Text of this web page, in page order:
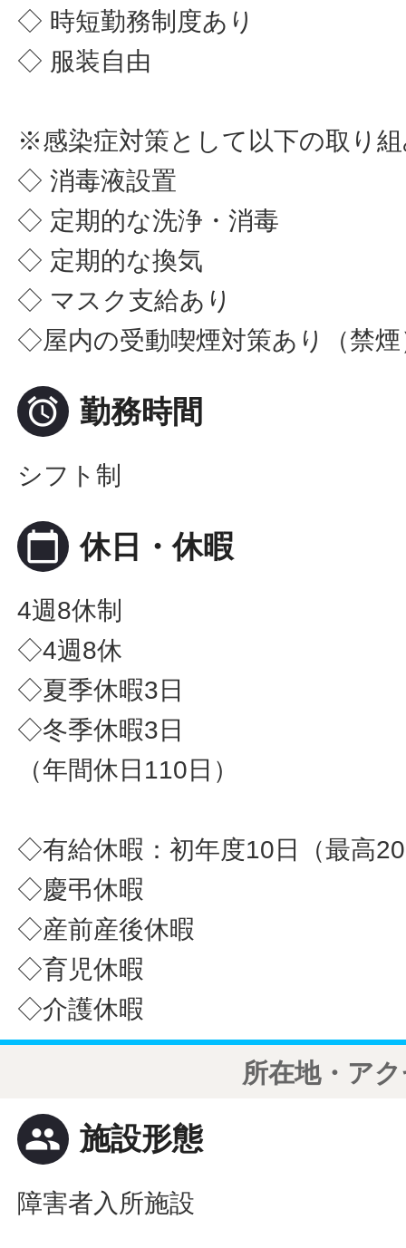
◇ 時短勤務制度あり
◇ 服装自由
※感染症対策として以下の取り
◇ 消毒液設置
◇ 定期的な洗浄・消毒
◇ 定期的な換気
◇ マスク支給あり
◇屋内の受動喫煙対策あり（禁煙
 勤務時間
シフト制
calendar_today 休日・休暇
4週8休制
◇4週8休
◇夏季休暇3日
◇冬季休暇3日
（年間休日110日）
◇有給休暇：初年度10日（最高
◇慶弔休暇
◇産前産後休暇
◇育児休暇
◇介護休暇
所在地・ア
people 施設形態
障害者入所施設